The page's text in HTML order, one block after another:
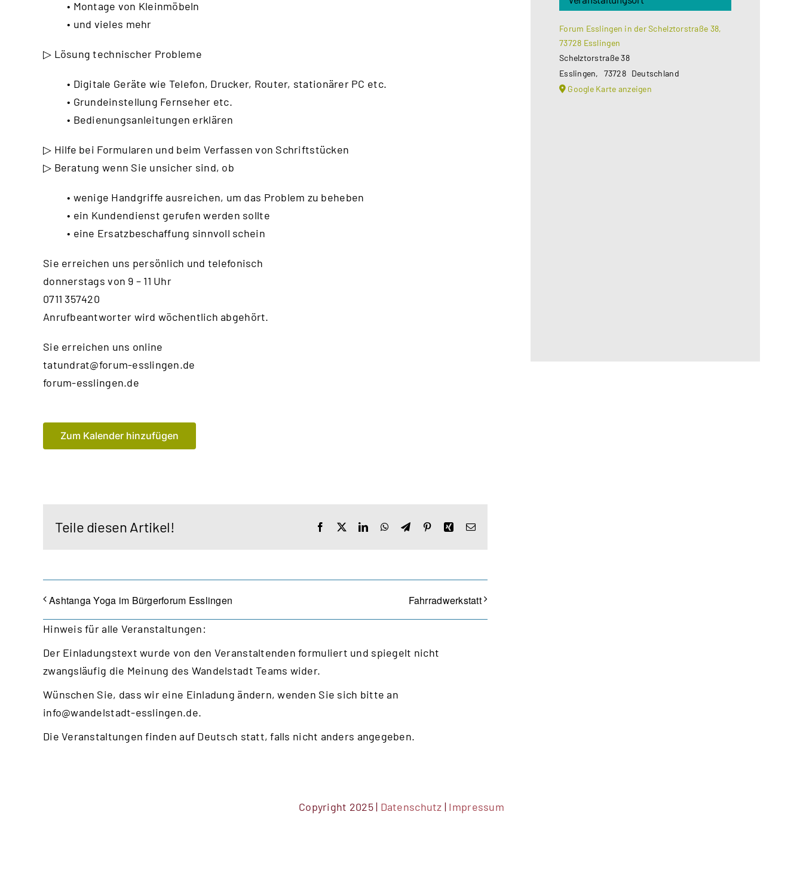
• Montage von Kleinmöbeln
• und vieles mehr
▷ Lösung technischer Probleme
• Digitale Geräte wie Telefon, Drucker, Router, stationärer PC etc.
• Grundeinstellung Fernseher etc.
• Bedienungsanleitungen erklären
▷ Hilfe bei Formularen und beim Verfassen von Schriftstücken
▷ Beratung wenn Sie unsicher sind, ob
• wenige Handgriffe ausreichen, um das Problem zu beheben
• ein Kundendienst gerufen werden sollte
• eine Ersatzbeschaffung sinnvoll schein
Sie erreichen uns persönlich und telefonisch
donnerstags von 9 – 11 Uhr
0711 357420
Anrufbeantworter wird wöchentlich abgehört.
Sie erreichen uns online
tatundrat@forum-esslingen.de
forum-esslingen.de
Zum Kalender hinzufügen
Teile diesen Artikel! Facebook LinkedInWhatsApp
TelegramPinterestXingE-
Ashtanga Yoga im Bürgerforum Esslingen Fahrradwerkstatt
Hinweis für alle Veranstaltungen:
Der Einladungstext wurde von den Veranstaltenden formuliert und spiegelt nicht
zwangsläufig die Meinung des Wandelstadt Teams wider.
Wünschen Sie, dass wir eine Einladung ändern, wenden Sie sich bitte an
info@wandelstadt-esslingen.de.
Die Veranstaltungen finden auf Deutsch statt, falls nicht anders angegeben.
Forum Esslingen in der Schelztorstraße 38,
73728 Esslingen
Schelztorstraße 38
Esslingen, 73728 Deutschland
Google Karte anzeigen
Copyright 2025 | Datenschutz | Impressum